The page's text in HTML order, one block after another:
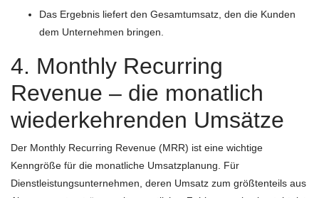
Das Ergebnis liefert den Gesamtumsatz, den die Kunden
dem Unternehmen bringen.
4. Monthly Recurring
Revenue – die monatlich
wiederkehrenden Umsätze
Der Monthly Recurring Revenue (MRR) ist eine wichtige
Kenngröße für die monatliche Umsatzplanung. Für
Dienstleistungsunternehmen, deren Umsatz zum größtenteils aus